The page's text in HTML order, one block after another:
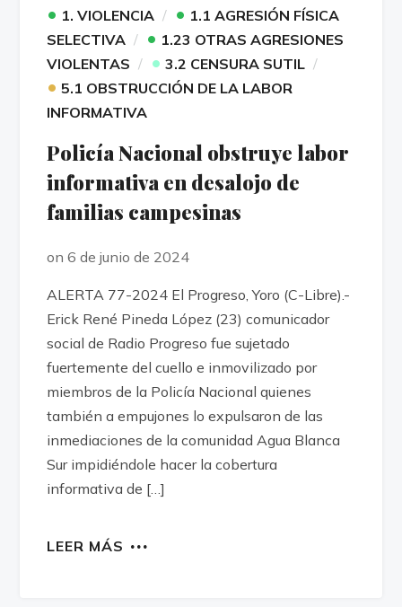
• 1. VIOLENCIA • 1.1 AGRESIÓN FÍSICA
SELECTIVA
• 1.23 OTRAS AGRESIONES
VIOLENTAS
• 3.2 CENSURA SUTIL
• 5.1 OBSTRUCCIÓN DE LA LABOR
INFORMATIVA
Policía Nacional obstruye labor
informativa en desalojo de
familias campesinas
on 6 de junio de 2024
ALERTA 77-2024 El Progreso, Yoro (C-Libre).-
Erick René Pineda López (23) comunicador
social de Radio Progreso fue sujetado
fuertemente del cuello e inmovilizado por
miembros de la Policía Nacional quienes
también a empujones lo expulsaron de las
inmediaciones de la comunidad Agua Blanca
Sur impidiéndole hacer la cobertura
informativa de […]
LEER MÁS